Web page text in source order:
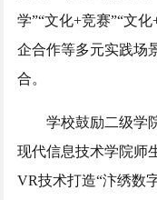
学”“文化+竞赛”“文
企合作等多元实践场
合。
学校鼓励二级学
现代信息技术学院师
VR技术打造“汴绣数